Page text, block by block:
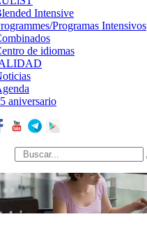
Intensive
Programas Intensivos
de idiomas
aniversario
búsqueda